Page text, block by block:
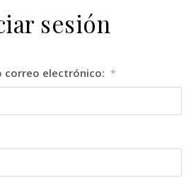
sesión
correo electrónico: *